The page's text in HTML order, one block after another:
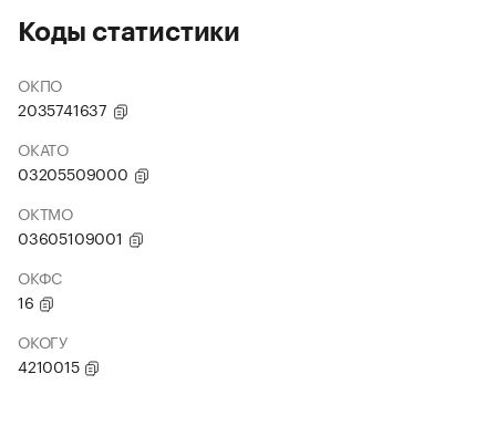
Коды статистики
ОКПО
2035741637
ОКАТО
03205509000
ОКТМО
03605109001
ОКФС
16
ОКОГУ
4210015